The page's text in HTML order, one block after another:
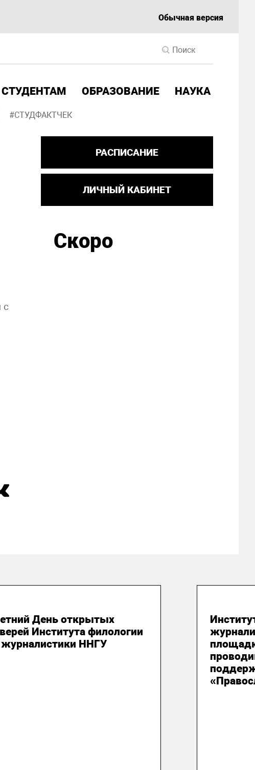
Обычная версия
СТУДЕНТАМ ОБРАЗОВАНИЕ НАУКА
#СТУДФАКТЧЕК
с
РАСПИСАНИЕ
ЛИЧНЫЙ КАБИНЕТ
Скоро
День открытых
Института филологии
ННГУ